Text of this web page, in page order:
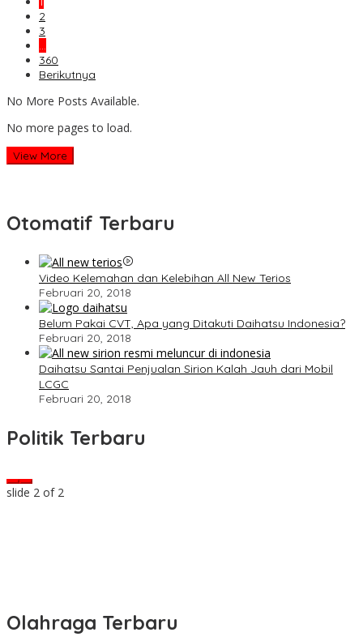
2
3
…
360
Berikutnya
No More Posts Available.
No more pages to load.
View More
Otomatif Terbaru
Video Kelemahan dan Kelebihan All New Terios
Februari 20, 2018
Belum Pakai CVT, Apa yang Ditakuti Daihatsu Indonesia?
Februari 20, 2018
Daihatsu Santai Penjualan Sirion Kalah Jauh dari Mobil
LCGC
Februari 20, 2018
Politik Terbaru
slide 2 of 2
Olahraga Terbaru